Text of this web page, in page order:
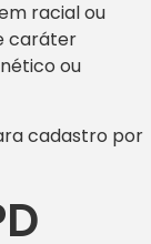
racial ou
caráter
ou
cadastro por